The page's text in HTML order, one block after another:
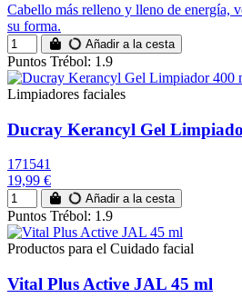
Cabello más relleno y lleno de energía,
su forma.
Añadir a la cesta
Puntos Trébol: 1.9
Limpiadores faciales
Ducray Kerancyl Gel
171541
19,99 €
Añadir a la cesta
Puntos Trébol: 1.9
Productos para el Cuidado facial
Vital Plus Active JAL 45 ml